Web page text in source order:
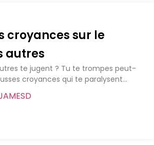
croyances sur le
autres
te jugent ? Tu te trompes peut-
croyances qui te paralysent...